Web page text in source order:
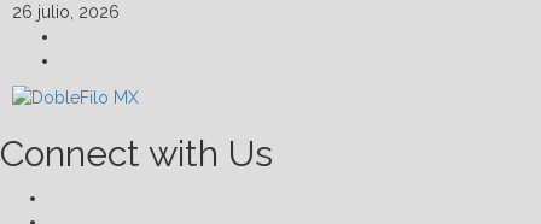
Skip
content
26 julio, 2026
Connect with Us